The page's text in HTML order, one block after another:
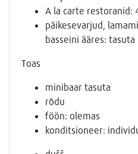
A la carte restoranid:
päikesevarjud,
basseini ääres: tasuta
Toas
minibaar tasuta
rõdu
föön: olemas
konditsioneer: